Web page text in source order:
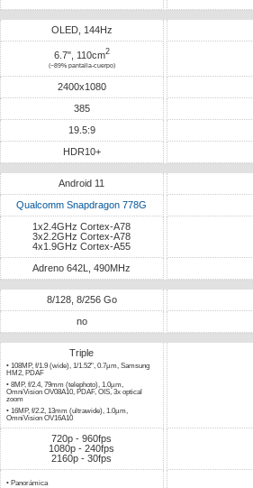
OLED, 144Hz
6.7", 110cm2
(~89% pantalla-cuerpo)
2400x1080
385
19.5:9
HDR10+
Android 11
Qualcomm Snapdragon 778G
1x2.4GHz Cortex-A78
3x2.2GHz Cortex-A78
4x1.9GHz Cortex-A55
Adreno 642L, 490MHz
8/128, 8/256 Go
no
Triple
• 108MP, f/1.9 (wide), 1/1.52", 0.7µm, Samsung
HM2, PDAF
• 8MP, f/2.4, 79mm (telephoto), 1.0µm,
OmniVision OV08A10, PDAF, OIS, 3x optical
zoom
• 16MP, f/2.2, 13mm (ultrawide), 1.0µm,
OmniVision OV16A10
720p - 960fps
1080p - 240fps
2160p - 30fps
• Panorámica